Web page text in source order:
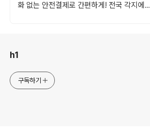
화 없는 안전결제로 간편하게! 전국 각지에서
h1
구독하기